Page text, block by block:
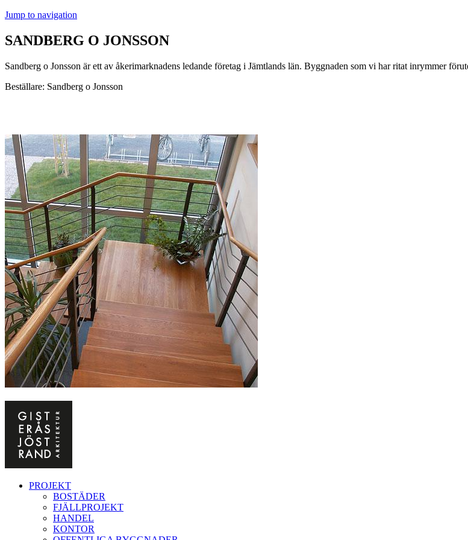
Jump to navigation
SANDBERG O JONSSON
Sandberg o Jonsson är ett av åkerimarknadens ledande företag i Jämtlands län. Byggnaden som vi har ritat inrymmer
Beställare: Sandberg o Jonsson
PROJEKT
BOSTÄDER
FJÄLLPROJEKT
HANDEL
KONTOR